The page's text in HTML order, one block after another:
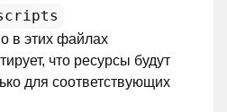
в этих файлах
что ресурсы будут
для соответствующих